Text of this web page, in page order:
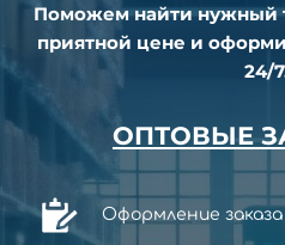
Поможем найти нужный
приятной цене и
24/
ОПТОВЫЕ
Оформление